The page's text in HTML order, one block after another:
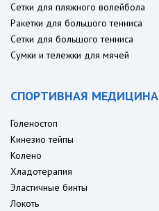
Сетки для пляжного волейбола
Ракетки для большого тенниса
Сетки для большого тенниса
Сумки и тележки для мячей
СПОРТИВНАЯ МЕДИЦИНА
Голеностоп
Кинезио тейпы
Колено
Хладотерапия
Эластичные бинты
Локоть